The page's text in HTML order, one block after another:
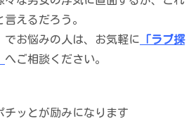
えるだろう。
でお悩みの人は、お気軽に 「ラブ探
へご相談ください。
チッとが励みになります